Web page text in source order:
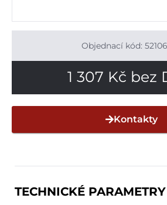
TECHNICKÉ PARAMETRY
Objednací kód:
1 307 Kč bez
Kontakty